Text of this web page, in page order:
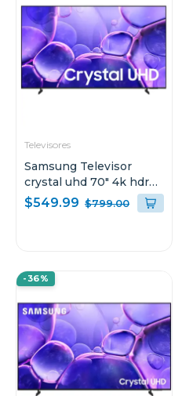
Televisores
Samsung Televisor
crystal uhd 70" 4k hdr
procesador crystal 4k
airslim smart tv
$549.99 $799.00
-36%